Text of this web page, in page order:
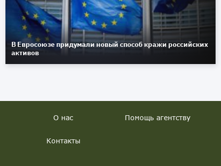
В Евросоюзе придумали новый способ кражи российских
активов
О нас Помощь агентству
Контакты